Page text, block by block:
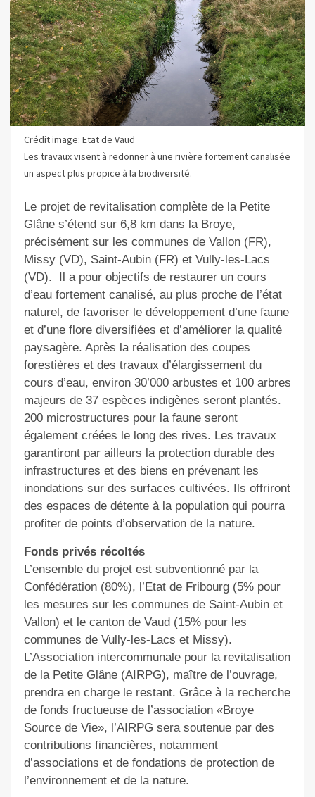
Crédit image: Etat de Vaud
Les travaux visent à redonner à une rivière fortement canalisée
un aspect plus propice à la biodiversité.
Le projet de revitalisation complète de la Petite
Glâne s’étend sur 6,8 km dans la Broye,
précisément sur les communes de Vallon (FR),
Missy (VD), Saint-Aubin (FR) et Vully-les-Lacs
(VD). Il a pour objectifs de restaurer un cours
d’eau fortement canalisé, au plus proche de l’état
naturel, de favoriser le développement d’une faune
et d’une flore diversifiées et d’améliorer la qualité
paysagère. Après la réalisation des coupes
forestières et des travaux d’élargissement du
cours d’eau, environ 30’000 arbustes et 100 arbres
majeurs de 37 espèces indigènes seront plantés.
200 microstructures pour la faune seront
également créées le long des rives. Les travaux
garantiront par ailleurs la protection durable des
infrastructures et des biens en prévenant les
inondations sur des surfaces cultivées. Ils offriront
des espaces de détente à la population qui pourra
profiter de points d’observation de la nature.
Fonds privés récoltés
L’ensemble du projet est subventionné par la
Confédération (80%), l’Etat de Fribourg (5% pour
les mesures sur les communes de Saint-Aubin et
Vallon) et le canton de Vaud (15% pour les
communes de Vully-les-Lacs et Missy).
L’Association intercommunale pour la revitalisation
de la Petite Glâne (AIRPG), maître de l’ouvrage,
prendra en charge le restant. Grâce à la recherche
de fonds fructueuse de l’association «Broye
Source de Vie», l’AIRPG sera soutenue par des
contributions financières, notamment
d’associations et de fondations de protection de
l’environnement et de la nature.